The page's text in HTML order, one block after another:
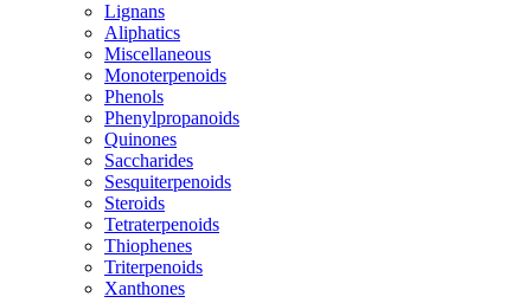
Lignans
Aliphatics
Miscellaneous
Monoterpenoids
Phenols
Phenylpropanoids
Quinones
Saccharides
Sesquiterpenoids
Steroids
Tetraterpenoids
Thiophenes
Triterpenoids
Xanthones